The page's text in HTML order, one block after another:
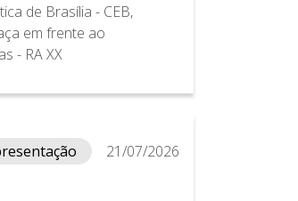
de Brasília - CEB,
em frente ao
- RA XX
21/07/2026